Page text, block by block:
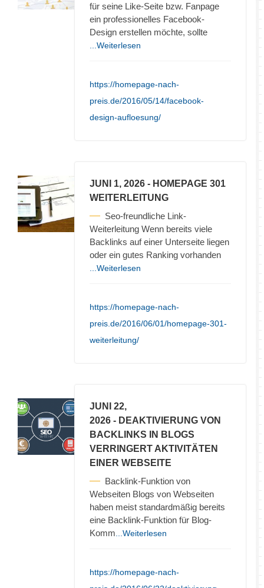
für seine Like-Seite bzw. Fanpage
ein professionelles Facebook-
Design erstellen möchte, sollte
...Weiterlesen
https://homepage-nach-
preis.de/2016/05/14/facebook-
design-aufloesung/
JUNI 1, 2026 - HOMEPAGE 301
WEITERLEITUNG
Seo-freundliche Link-
Weiterleitung Wenn bereits viele
Backlinks auf einer Unterseite liegen
oder ein gutes Ranking vorhanden
...Weiterlesen
https://homepage-nach-
preis.de/2016/06/01/homepage-301-
weiterleitung/
JUNI 22,
2026 - DEAKTIVIERUNG VON
BACKLINKS IN BLOGS
VERRINGERT AKTIVITÄTEN
EINER WEBSEITE
Backlink-Funktion von
Webseiten Blogs von Webseiten
haben meist standardmäßig bereits
eine Backlink-Funktion für Blog-
Komm ...Weiterlesen
https://homepage-nach-